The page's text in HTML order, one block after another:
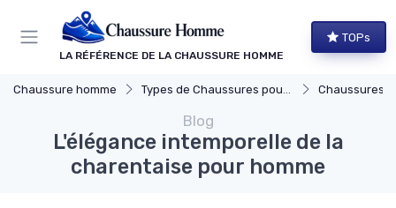
LA RÉFÉRENCE DE LA CHAUSSURE HOMME
TOPs
Chaussure homme Types de Chaussures pour Hommes Chaussures
Blog
L'élégance intemporelle de la
charentaise pour homme
Panneau de gestion des cookies